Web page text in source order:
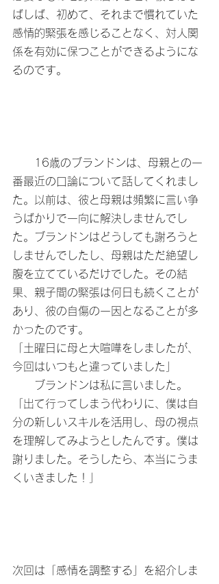
ばしば、初めて、それまで慣れていた
感情的緊張を感じることなく、対人関
係を有効に保つことができるようにな
るのです。
16歳のブランドンは、母親との一
番最近の口論について話してくれまし
た。以前は、彼と母親は頻繁に言い争
うばかりで一向に解決しませんでし
た。ブランドンはどうしても謝ろうと
しませんでしたし、母親はただ絶望し
腹を立てているだけでした。その結
果、親子間の緊張は何日も続くことが
あり、彼の自傷の一因となることが多
かったのです。
「土曜日に母と大喧嘩をしましたが、
今回はいつもと違っていました」
ブランドンは私に言いました。
「出て行ってしまう代わりに、僕は自
分の新しいスキルを活用し、母の視点
を理解してみようとしたんです。僕は
謝りました。そうしたら、本当にうま
くいきました！」
次回は「感情を調整する」を紹介しま